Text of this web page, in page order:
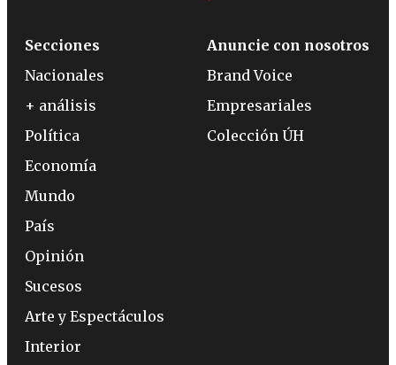
Secciones
Nacionales
+ análisis
Política
Economía
Mundo
País
Opinión
Sucesos
Arte y Espectáculos
Interior
Anuncie con nosotros
Brand Voice
Empresariales
Colección ÚH